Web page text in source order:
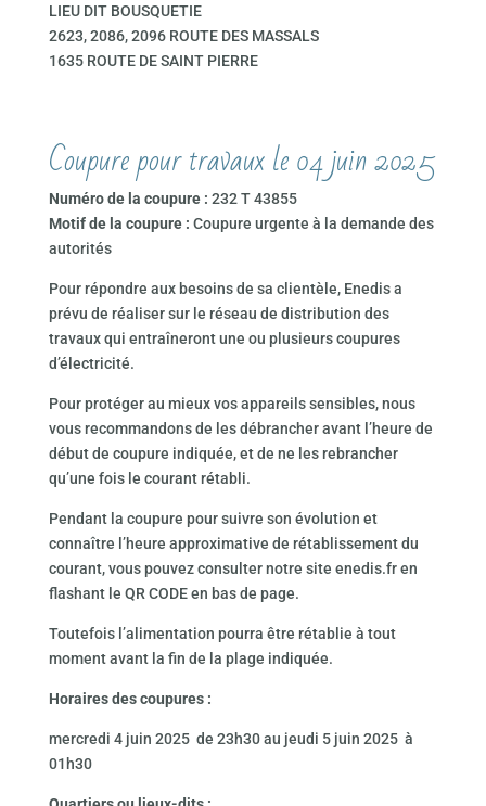
LIEU DIT BOUSQUETIE
2623, 2086, 2096 ROUTE DES MASSALS
1635 ROUTE DE SAINT PIERRE
Coupure pour travaux le 04 juin 2025
Numéro de la coupure : 232 T 43855
Motif de la coupure : Coupure urgente à la demande des
autorités
Pour répondre aux besoins de sa clientèle, Enedis a
prévu de réaliser sur le réseau de distribution des
travaux qui entraîneront une ou plusieurs coupures
d’électricité.
Pour protéger au mieux vos appareils sensibles, nous
vous recommandons de les débrancher avant l’heure de
début de coupure indiquée, et de ne les rebrancher
qu’une fois le courant rétabli.
Pendant la coupure pour suivre son évolution et
connaître l’heure approximative de rétablissement du
courant, vous pouvez consulter notre site enedis.fr en
flashant le QR CODE en bas de page.
Toutefois l’alimentation pourra être rétablie à tout
moment avant la fin de la plage indiquée.
Horaires des coupures :
mercredi 4 juin 2025 de 23h30 au jeudi 5 juin 2025 à
01h30